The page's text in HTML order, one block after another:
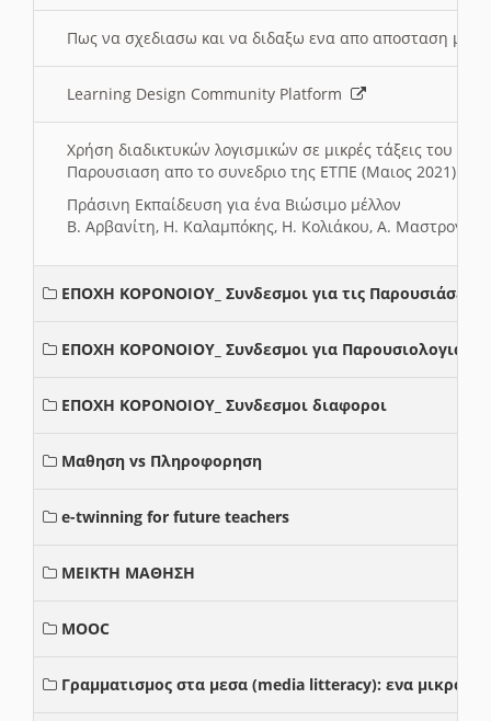
Πως να σχεδιασω και να διδαξω ενα απο αποσταση
Learning Design Community Platform
Χρήση διαδικτυκών λογισμικών σε μικρές τάξεις του
Παρουσιαση απο το συνεδριο της ΕΤΠΕ (Μαιος 2021)
Πράσινη Εκπαίδευση για ένα Βιώσιμο μέλλον
Β. Αρβανίτη, Η. Καλαμπόκης, Η. Κολιάκου, Α.
ΕΠΟΧΗ ΚΟΡΟΝΟΙΟΥ_ Συνδεσμοι για τις Παρουσιάσεις
ΕΠΟΧΗ ΚΟΡΟΝΟΙΟΥ_ Συνδεσμοι για Παρουσιολογια
ΕΠΟΧΗ ΚΟΡΟΝΟΙΟΥ_ Συνδεσμοι διαφοροι
Μαθηση vs Πληροφορηση
e-twinning for future teachers
ΜΕΙΚΤΗ ΜΑΘΗΣΗ
MOOC
Γραμματισμος στα μεσα (media litteracy): ενα μικρο